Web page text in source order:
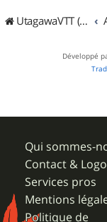
UtagawaVTT (Randos VTT et VTTAE avec traces GPS)
Développé
Qui sommes-
Contact &
Services pros
Mentions
Politique de